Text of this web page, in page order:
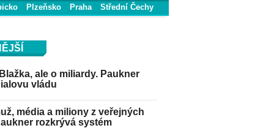
Plzeňsko Praha Střední Čechy
ale o miliardy. Paukner
vládu
média a miliony z veřejných
rozkrývá systém